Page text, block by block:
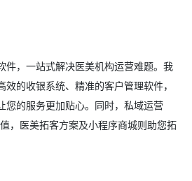
件，一站式解决医美机构运营难题。我
的收银系统、精准的客户管理软件，
您的服务更加贴心。同时，私域运营
，医美拓客方案及小程序商城则助您拓